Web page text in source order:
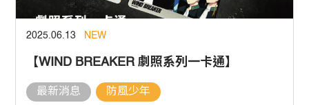
2025.06.13 NEW
【WIND BREAKER 劇照系列一卡通】
最新消息 防風少年